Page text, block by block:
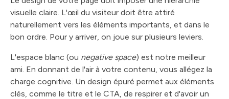
visuelle claire. L'œil du visiteur doit être attiré
naturellement vers les éléments importants, et dans le
bon ordre. Pour y arriver, on joue sur plusieurs leviers.
L'espace blanc (ou negative space) est notre meilleur
ami. En donnant de l'air à votre contenu, vous allégez la
charge cognitive. Un design épuré permet aux éléments
clés, comme le titre et le CTA, de respirer et d'avoir un